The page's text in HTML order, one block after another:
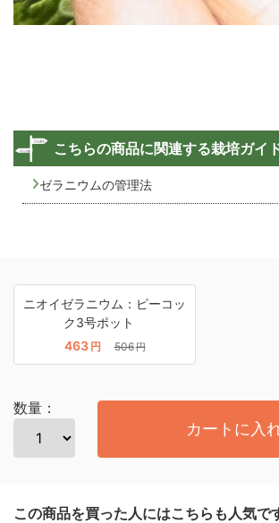
こちらの商品に関連する栽培ガイ
ゼラニウムの管理法
ニオイゼラニウム：ピーコッ
ク3号ポット
463 円 506円
数量：
カートに入
この商品を買った人にはこちらも人気で